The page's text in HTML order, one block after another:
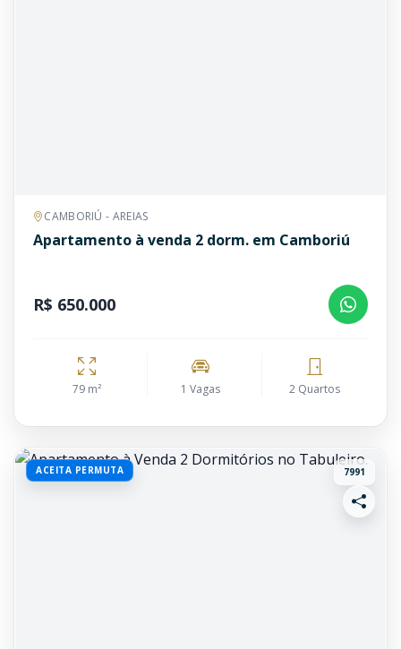
CAMBORIÚ - AREIAS
Apartamento à venda 2 dorm. em Camboriú
R$ 650.000
79 m² 1 Vagas 2 Quartos
ACEITA PERMUTA 7991